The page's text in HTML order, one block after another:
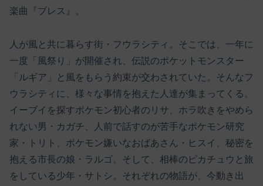
楽曲『ブレス』。
人が風と共に暮らす街・フウラシティ。そこでは、一年に
一度「風祭り」が開催され、伝説のポケットモンスター
「ルギア」と風をもらう約束が交わされていた。そんなフ
ウラシティに、様々な事情を抱えた人達が集まってくる。
イーブイを探すポケモン初心者のリサ、ホラ吹きをやめら
れない男・カガチ、人前で話すのが苦手なポケモン研究
家・トリト、ポケモン嫌いなおばあさん・ヒスイ、秘密を
抱える市長の娘・ラルゴ。そして、相棒のピカチュウと旅
をしている少年・サトシ。それぞれの物語が、今動き出